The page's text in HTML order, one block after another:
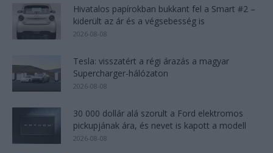
Hivatalos papírokban bukkant fel a Smart #2 –
kiderült az ár és a végsebesség is
2026-08-08
Tesla: visszatért a régi árazás a magyar
Supercharger-hálózaton
2026-08-08
30 000 dollár alá szorult a Ford elektromos
pickupjának ára, és nevet is kapott a modell
2026-08-08